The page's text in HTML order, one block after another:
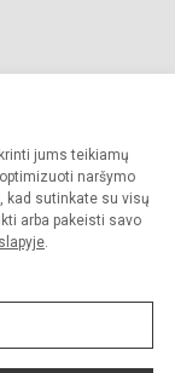
jums teikiamų
naršymo
kad sutinkate su visų
arba pakeisti savo
.
teisės saugomos.
griežtai draudžiama.